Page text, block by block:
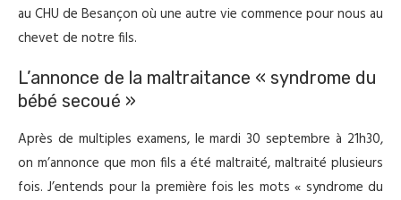
au CHU de Besançon où une autre vie commence pour nous au
chevet de notre fils.
L’annonce de la maltraitance « syndrome du
bébé secoué »
Après de multiples examens, le mardi 30 septembre à 21h30,
on m’annonce que mon fils a été maltraité, maltraité plusieurs
fois. J’entends pour la première fois les mots « syndrome du